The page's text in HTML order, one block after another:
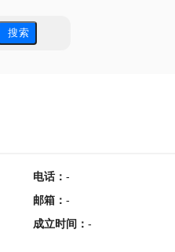
搜 索
电话： -
邮箱 ： -
成立时间 ： -